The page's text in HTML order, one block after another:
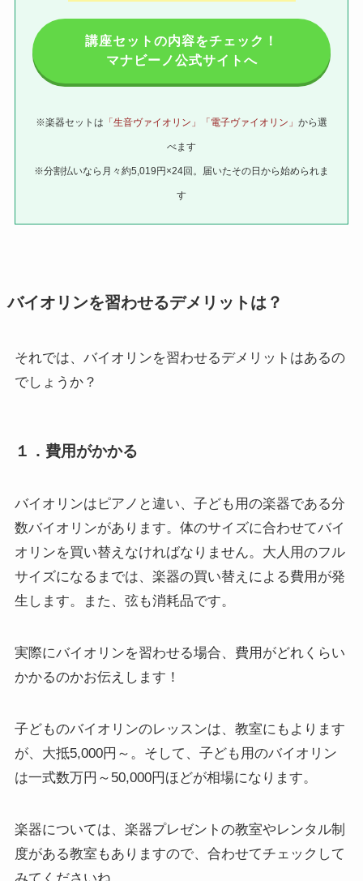
講座セットの内容をチェック！
マナビーノ公式サイトへ
※楽器セットは 「生音ヴァイオリン」「電子ヴァイオリン」 から選
べます
※分割払いなら月々約5,019円×24回。届いたその日から始められま
す
バイオリンを習わせるデメリットは？
それでは、バイオリンを習わせるデメリットはあるの
でしょうか？
１．費用がかかる
バイオリンはピアノと違い、子ども用の楽器である分
数バイオリンがあります。体のサイズに合わせてバイ
オリンを買い替えなければなりません。大人用のフル
サイズになるまでは、楽器の買い替えによる費用が発
生します。また、弦も消耗品です。
実際にバイオリンを習わせる場合、費用がどれくらい
かかるのかお伝えします！
子どものバイオリンのレッスンは、教室にもよります
が、大抵5,000円～。そして、子ども用のバイオリン
は一式数万円～50,000円ほどが相場になります。
楽器については、楽器プレゼントの教室やレンタル制
度がある教室もありますので、合わせてチェックして